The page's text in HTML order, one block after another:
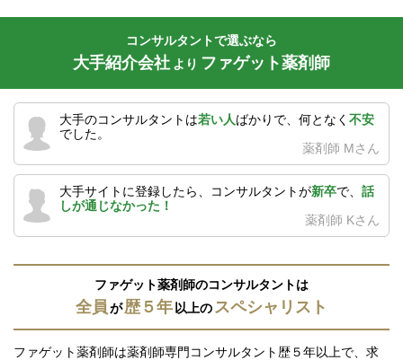
コンサルタントで選ぶなら
大手紹介会社 より ファゲット薬剤師
大手のコンサルタントは若い人ばかりで、何となく 不安
でした。
薬剤師 Mさん
大手サイトに登録したら、コンサルタントが新卒で、 話
しが通じなかった！
薬剤師 Kさん
ファゲット薬剤師のコンサルタントは
全員が歴５年 以上の スペシャリスト
ファゲット薬剤師は薬剤師専門コンサルタント歴５年以上で、求